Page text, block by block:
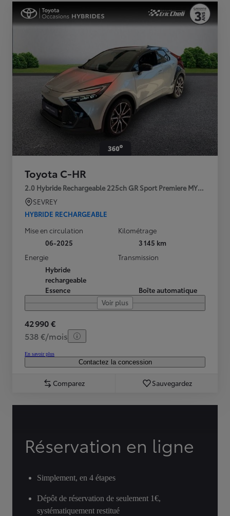
Toyota C-HR
2.0 Hybride Rechargeable 225ch GR Sport Premiere MY25
SEVREY
HYBRIDE RECHARGEABLE
Mise en circulation
06-2025
Kilométrage
3 145 km
Energie
Hybride
rechargeable
Essence
Transmission
Boîte automatique
Voir plus
42 990 €
538 €/mois
En savoir plus
Contactez la concession
Comparez Sauvegardez
Réservation en ligne
Simplement, en 4 étapes
Dépôt de réservation de seulement 1€,
systématiquement restitué